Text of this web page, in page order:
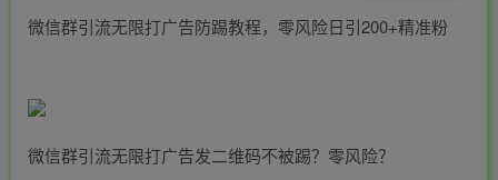
微信群引流无限打广告防踢教程，零风险日引200+精准粉
微信群引流无限打广告发二维码不被踢？零风险？